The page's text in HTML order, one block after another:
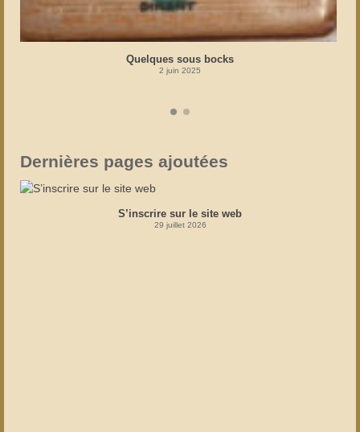
Quelques sous bocks
2 juin 2025
Dernières pages ajoutées
S’inscrire sur le site web
29 juillet 2026